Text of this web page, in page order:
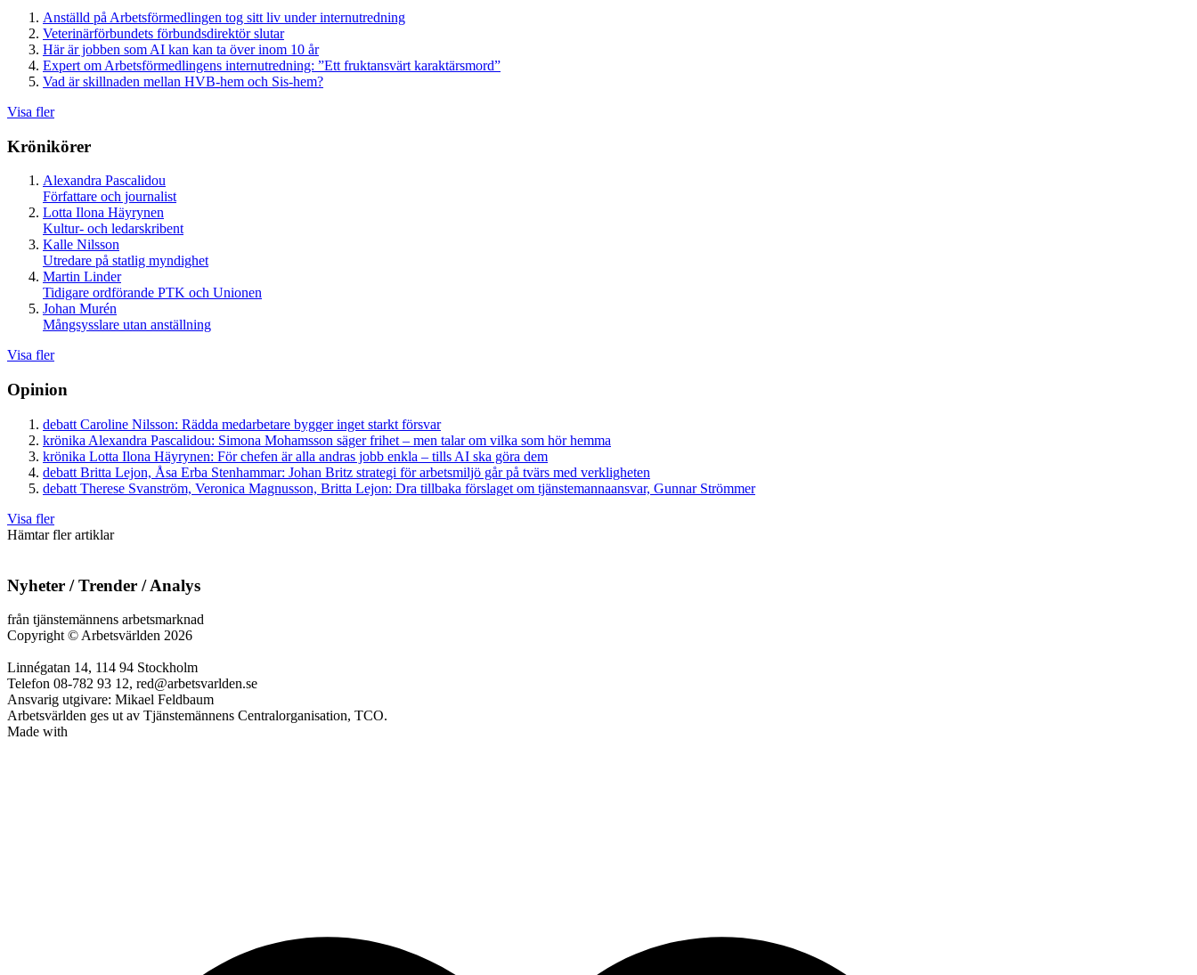
Anställd på Arbetsförmedlingen tog sitt liv under internutredning
Veterinärförbundets förbundsdirektör slutar
Här är jobben som AI kan kan ta över inom 10 år
Expert om Arbetsförmedlingens internutredning: ”Ett fruktansvärt karaktärsmord”
Vad är skillnaden mellan HVB-hem och Sis-hem?
Visa fler
Krönikörer
Alexandra Pascalidou
Författare och journalist
Lotta Ilona Häyrynen
Kultur- och ledarskribent
Kalle Nilsson
Utredare på statlig myndighet
Martin Linder
Tidigare ordförande PTK och Unionen
Johan Murén
Mångsysslare utan anställning
Visa fler
Opinion
debatt Caroline Nilsson: Rädda medarbetare bygger inget starkt försvar
krönika Alexandra Pascalidou: Simona Mohamsson säger frihet – men talar om vilka som hör hemma
krönika Lotta Ilona Häyrynen: För chefen är alla andras jobb enkla – tills AI ska göra dem
debatt Britta Lejon, Åsa Erba Stenhammar: Johan Britz strategi för arbetsmiljö går på tvärs med verkligheten
debatt Therese Svanström, Veronica Magnusson, Britta Lejon: Dra tillbaka förslaget om tjänstemannaansvar, Gunnar Strömmer
Visa fler
Hämtar fler artiklar
Nyheter / Trender / Analys
från tjänstemännens arbetsmarknad
Copyright © Arbetsvärlden 2026
Linnégatan 14, 114 94 Stockholm
Telefon 08-782 93 12, red@arbetsvarlden.se
Ansvarig utgivare: Mikael Feldbaum
Arbetsvärlden ges ut av Tjänstemännens Centralorganisation, TCO.
Made with